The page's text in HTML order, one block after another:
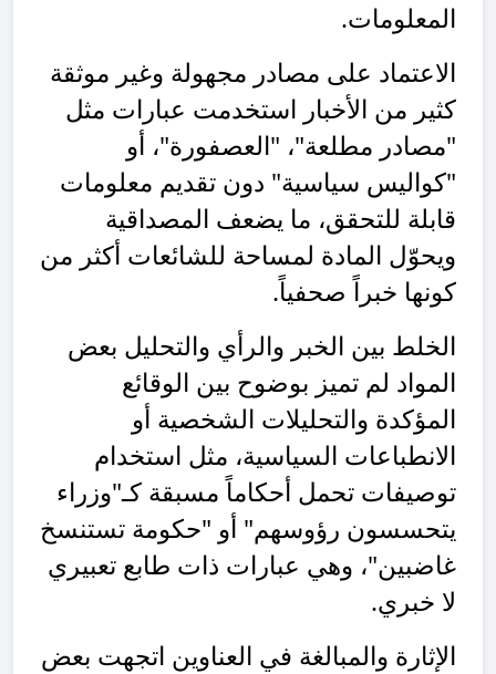
المعلومات.
الاعتماد على مصادر مجهولة وغير موثقة
كثير من الأخبار استخدمت عبارات مثل
"مصادر مطلعة"، "العصفورة"، أو
"كواليس سياسية" دون تقديم معلومات
قابلة للتحقق، ما يضعف المصداقية
ويحوّل المادة لمساحة للشائعات أكثر من
كونها خبراً صحفياً.
الخلط بين الخبر والرأي والتحليل بعض
المواد لم تميز بوضوح بين الوقائع
المؤكدة والتحليلات الشخصية أو
الانطباعات السياسية، مثل استخدام
توصيفات تحمل أحكاماً مسبقة كـ"وزراء
يتحسسون رؤوسهم" أو "حكومة تستنسخ
غاضبين"، وهي عبارات ذات طابع تعبيري
لا خبري.
الإثارة والمبالغة في العناوين اتجهت بعض